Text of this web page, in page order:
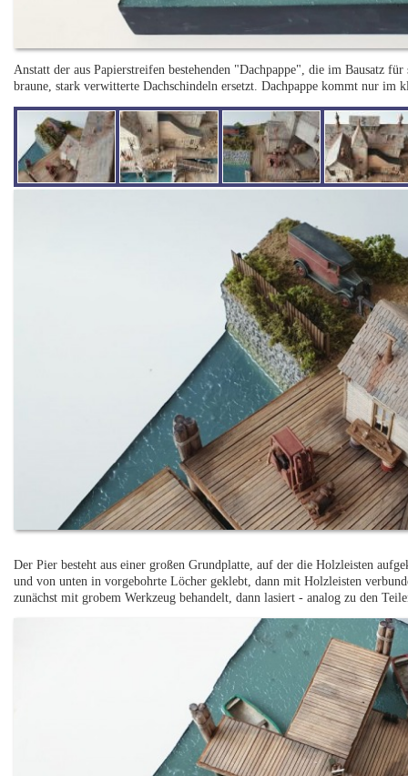
Anstatt der aus Papierstreifen bestehenden "Dachpappe", die im Bausatz
braune, stark verwitterte Dachschindeln ersetzt. Dachpappe kommt nur
Der Pier besteht aus einer großen Grundplatte, auf der die Holzleisten
und von unten in vorgebohrte Löcher geklebt, dann mit Holzleisten
zunächst mit grobem Werkzeug behandelt, dann lasiert - analog zu den